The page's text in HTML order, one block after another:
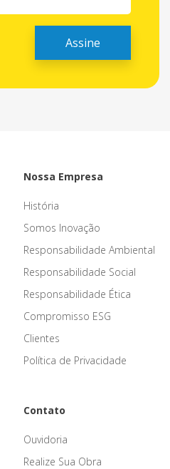
Nossa Empresa
História
Somos Inovação
Responsabilidade Ambiental
Responsabilidade Social
Responsabilidade Ética
Compromisso ESG
Clientes
Política de Privacidade
Contato
Ouvidoria
Realize Sua Obra